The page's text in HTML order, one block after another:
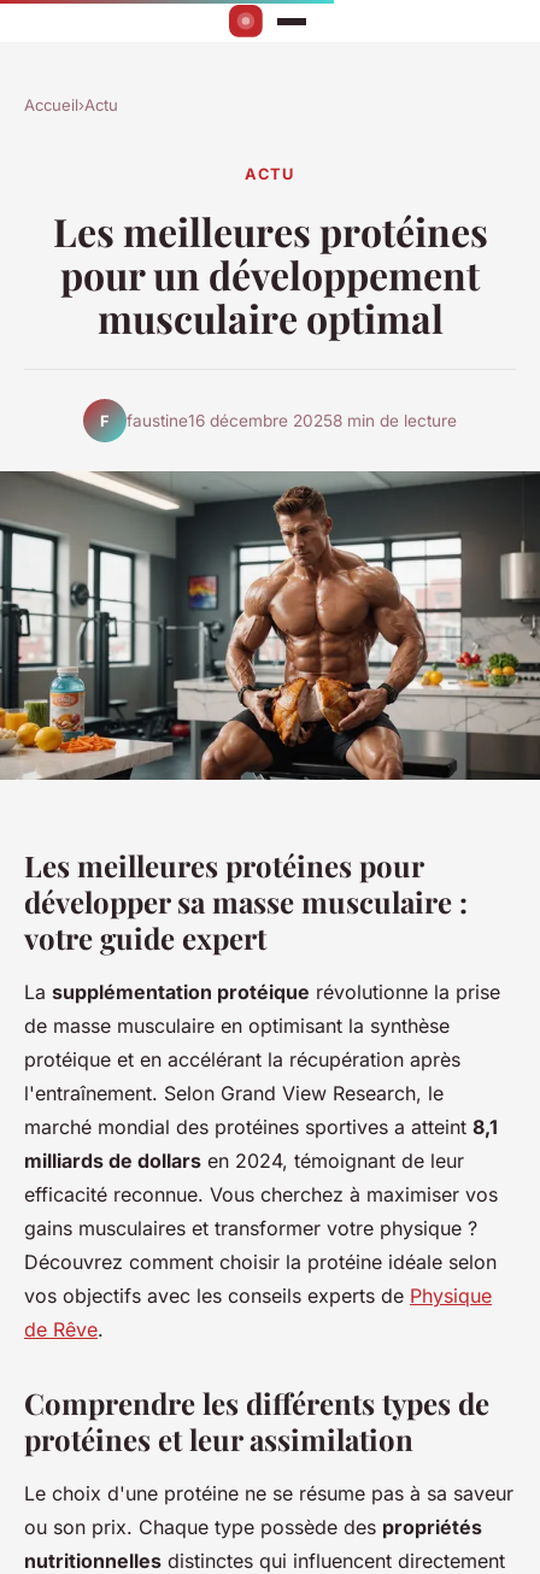
Accueil›Actu
ACTU
Les meilleures protéines
pour un développement
musculaire optimal
F faustine16 décembre 20258 min de lecture
Les meilleures protéines pour
développer sa masse musculaire :
votre guide expert
La supplémentation protéique révolutionne la prise
de masse musculaire en optimisant la synthèse
protéique et en accélérant la récupération après
l'entraînement. Selon Grand View Research, le
marché mondial des protéines sportives a atteint 8,1
milliards de dollars en 2024, témoignant de leur
efficacité reconnue. Vous cherchez à maximiser vos
gains musculaires et transformer votre physique ?
Découvrez comment choisir la protéine idéale selon
vos objectifs avec les conseils experts de Physique
de Rêve.
Comprendre les différents types de
protéines et leur assimilation
Le choix d'une protéine ne se résume pas à sa saveur
ou son prix. Chaque type possède des propriétés
nutritionnelles distinctes qui influencent directement